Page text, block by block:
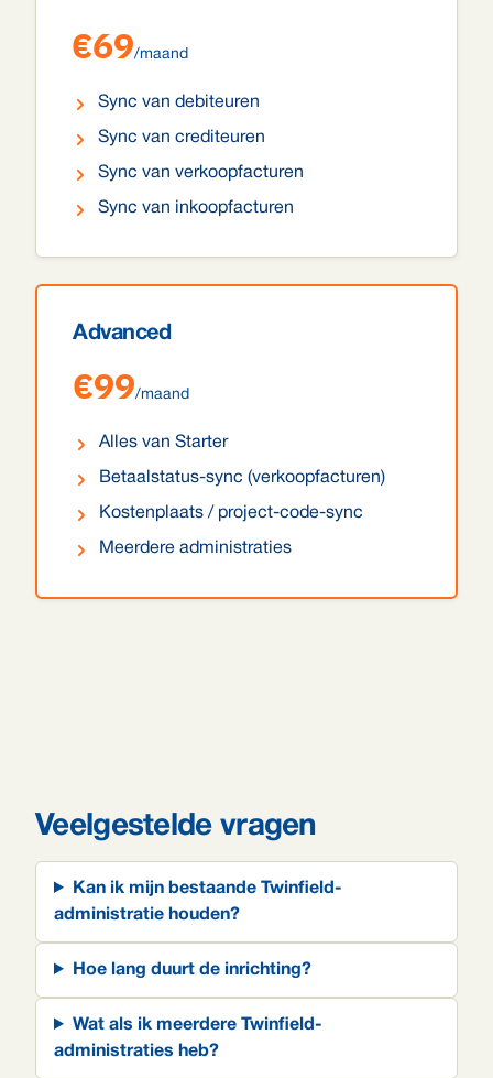
€69/maand
Sync van debiteuren
Sync van crediteuren
Sync van verkoopfacturen
Sync van inkoopfacturen
Advanced
€99/maand
Alles van Starter
Betaalstatus-sync (verkoopfacturen)
Kostenplaats / project-code-sync
Meerdere administraties
Veelgestelde vragen
Kan ik mijn bestaande Twinfield-
administratie houden?
Hoe lang duurt de inrichting?
Wat als ik meerdere Twinfield-
administraties heb?